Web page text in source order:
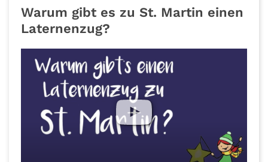
© Bistum Trier
Warum gibt es zu St. Martin einen
Laternenzug?